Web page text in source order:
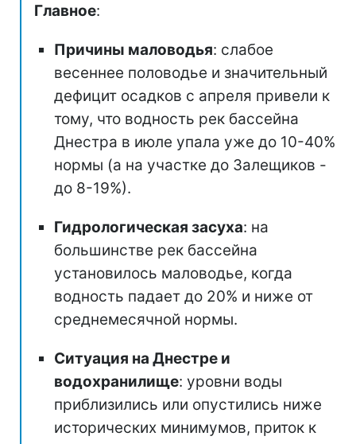
Главное:
Причины маловодья: слабое
весеннее половодье и значительный
дефицит осадков с апреля привели к
тому, что водность рек бассейна
Днестра в июле упала уже до 10-40%
нормы (а на участке до Залещиков -
до 8-19%).
Гидрологическая засуха: на
большинстве рек бассейна
установилось маловодье, когда
водность падает до 20% и ниже от
среднемесячной нормы.
Ситуация на Днестре и
водохранилище: уровни воды
приблизились или опустились ниже
исторических минимумов, приток к